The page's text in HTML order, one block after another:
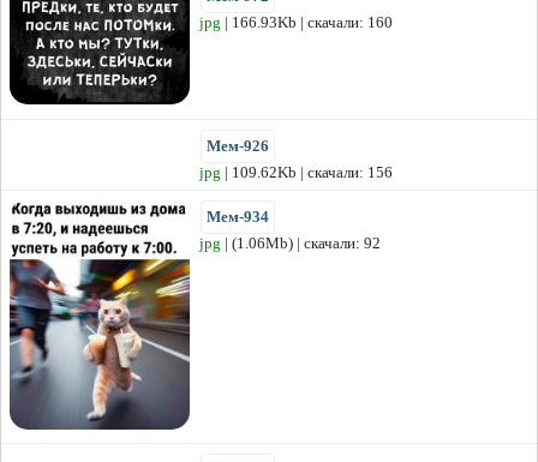
jpg | 166.93Kb | скачали: 160
Мем-926
jpg | 109.62Kb | скачали: 156
Мем-934
jpg | (1.06Mb) | скачали: 92